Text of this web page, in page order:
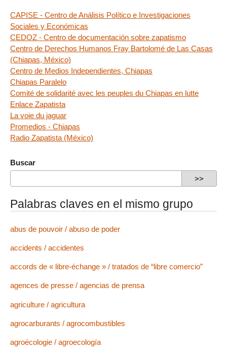
CAPISE - Centro de Análisis Político e Investigaciones
Sociales y Económicas
CEDOZ - Centro de documentación sobre zapatismo
Centro de Derechos Humanos Fray Bartolomé de Las Casas
(Chiapas, México)
Centro de Medios Independientes, Chiapas
Chiapas Paralelo
Comité de solidarité avec les peuples du Chiapas en lutte
Enlace Zapatista
La voie du jaguar
Promedios - Chiapas
Radio Zapatista (México)
Buscar
Palabras claves en el mismo grupo
abus de pouvoir / abuso de poder
accidents / accidentes
accords de « libre-échange » / tratados de “libre comercio”
agences de presse / agencias de prensa
agriculture / agricultura
agrocarburants / agrocombustibles
agroécologie / agroecología